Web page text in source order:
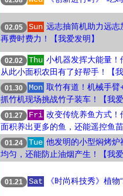
02.05 Sun 远志抽筒机助力远
再费时费力！【我爱发明】
02.02 Thu 小机器发挥大能量
从此小面积农田有了好帮手！【我
01.30 Mon 取竹有道！机械手
抓竹机现场挑战竹子装车！【我爱
01.27 Fri 改变传统养鱼方式
面积养出更多的鱼，还能遥控鱼
01.24 Tue 他发明的小型焖烤
均匀，还能防止油烟产生！【我爱
01.21 Sat 《时尚科技秀》植物